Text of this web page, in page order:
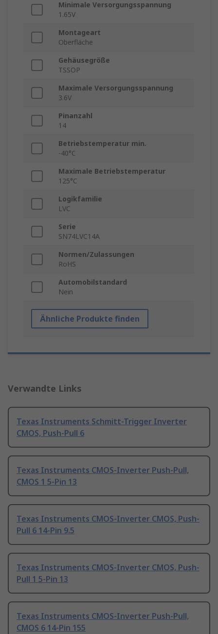
Minimale Versorgungsspannung
1.65V
Montageart
Oberfläche
Gehäusegröße
TSSOP
Maximale Versorgungsspannung
3.6V
Pinanzahl
14
Betriebstemperatur min.
-40°C
Maximale Betriebstemperatur
125°C
Logikfamilie
LVC
Serie
SN74LVC14A
Normen/Zulassungen
RoHS
Automobilstandard
Nein
Ähnliche Produkte finden
Verwandte Links
Texas Instruments Schmitt-Trigger Inverter
CMOS, Push-Pull 6
Texas Instruments CMOS-Inverter Push-Pull,
CMOS 1 5-Pin 13
Texas Instruments CMOS-Inverter CMOS, Push-
Pull 6 14-Pin 9.5
Texas Instruments CMOS-Inverter CMOS, Push-
Pull 1 5-Pin 13
Texas Instruments CMOS-Inverter Push-Pull,
CMOS 6 14-Pin 155